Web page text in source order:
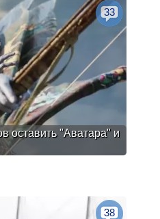
оставить "Аватара" и
33
38